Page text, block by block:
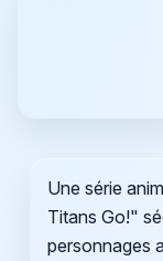
Une série
Titans Go!"
personnages